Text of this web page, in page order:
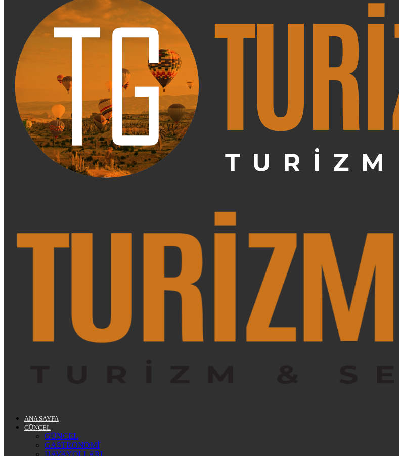
ANA SAYFA
GÜNCEL
GÜNCEL
GASTRONOMİ
HAVAYOLLARI